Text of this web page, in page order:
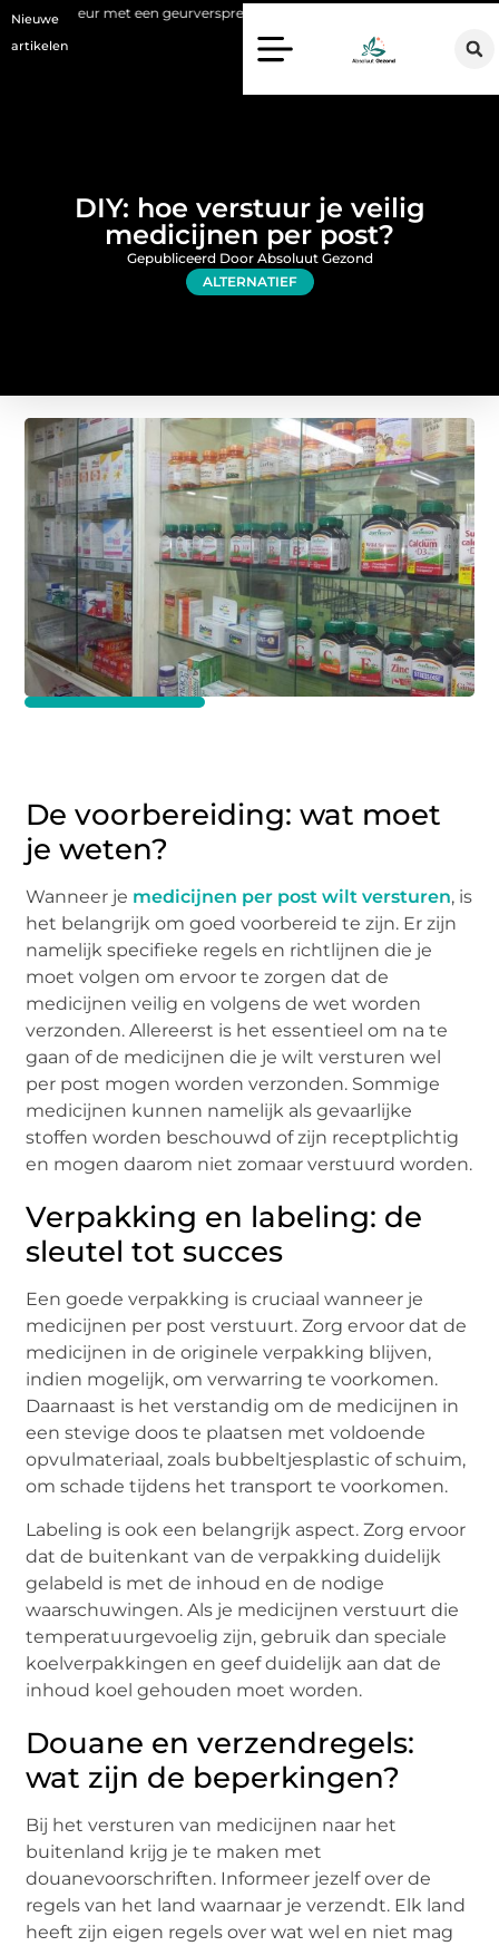
Nieuwe
artikelen
een geurverspreider Haaruitval aanpakken: wat een
DIY: hoe verstuur je veilig
medicijnen per post?
ALTERNATIEF
Gepubliceerd Door Absoluut Gezond
De voorbereiding: wat moet
je weten?
Wanneer je medicijnen per post wilt versturen, is
het belangrijk om goed voorbereid te zijn. Er zijn
namelijk specifieke regels en richtlijnen die je
moet volgen om ervoor te zorgen dat de
medicijnen veilig en volgens de wet worden
verzonden. Allereerst is het essentieel om na te
gaan of de medicijnen die je wilt versturen wel
per post mogen worden verzonden. Sommige
medicijnen kunnen namelijk als gevaarlijke
stoffen worden beschouwd of zijn receptplichtig
en mogen daarom niet zomaar verstuurd worden.
Verpakking en labeling: de
sleutel tot succes
Een goede verpakking is cruciaal wanneer je
medicijnen per post verstuurt. Zorg ervoor dat de
medicijnen in de originele verpakking blijven,
indien mogelijk, om verwarring te voorkomen.
Daarnaast is het verstandig om de medicijnen in
een stevige doos te plaatsen met voldoende
opvulmateriaal, zoals bubbeltjesplastic of schuim,
om schade tijdens het transport te voorkomen.
Labeling is ook een belangrijk aspect. Zorg ervoor
dat de buitenkant van de verpakking duidelijk
gelabeld is met de inhoud en de nodige
waarschuwingen. Als je medicijnen verstuurt die
temperatuurgevoelig zijn, gebruik dan speciale
koelverpakkingen en geef duidelijk aan dat de
inhoud koel gehouden moet worden.
Douane en verzendregels:
wat zijn de beperkingen?
Bij het versturen van medicijnen naar het
buitenland krijg je te maken met
douanevoorschriften. Informeer jezelf over de
regels van het land waarnaar je verzendt. Elk land
heeft zijn eigen regels over wat wel en niet mag